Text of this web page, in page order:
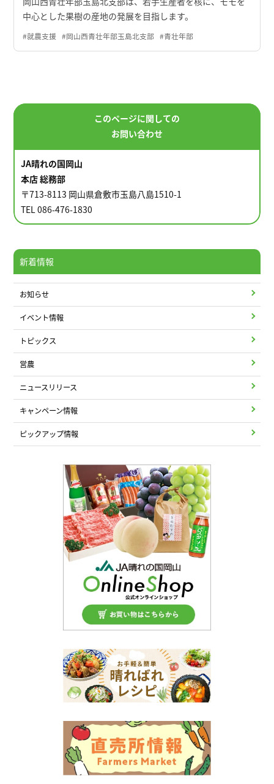
中心とした果樹の産地の発展を目指します。
#就農支援 #岡山西青壮年部玉島北支部 #青壮年部
このページに関しての
お問い合わせ
JA晴れの国岡山
本店 総務部
〒713-8113 岡山県倉敷市玉島八島1510-1
TEL 086-476-1830
新着情報
お知らせ
イベント情報
トピックス
営農
ニュースリリース
キャンペーン情報
ピックアップ情報